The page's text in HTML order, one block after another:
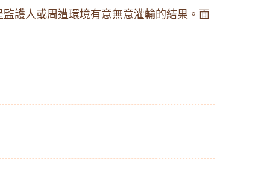
護人或周遭環境有意無意灌輸的結果。面